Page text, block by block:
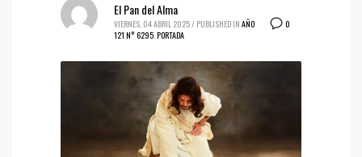
0
El Pan del Alma
VIERNES, 04 ABRIL 2025/ PUBLISHED IN AÑO
121 N° 6295,PORTADA